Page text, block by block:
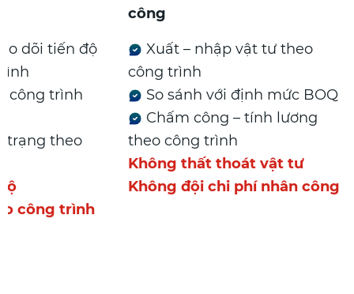
– theo dõi tiến độ
trình
công trình
tình trạng theo
độ
theo công trình
Xuất – nhập vật tư
công trình
So sánh với định mức
Chấm công – tính
theo công trình
Không thất thoát vật tư
Không đội chi phí nhân